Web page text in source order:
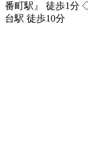
番町駅』 徒歩1分
台駅 徒歩10分